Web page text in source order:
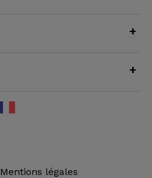
+
+
Mentions légales